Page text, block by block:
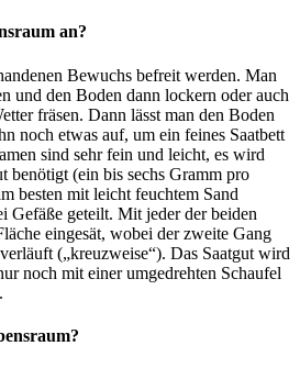
an?
Bewuchs befreit werden. Man
und den Boden dann lockern oder auch
fräsen. Dann lässt man den Boden
noch etwas auf, um ein feines Saatbett
sind sehr fein und leicht, es wird
benötigt (ein bis sechs Gramm pro
besten mit leicht feuchtem Sand
Gefäße geteilt. Mit jeder der beiden
eingesät, wobei der zweite Gang
(„kreuzweise“). Das Saatgut wird
noch mit einer umgedrehten Schaufel